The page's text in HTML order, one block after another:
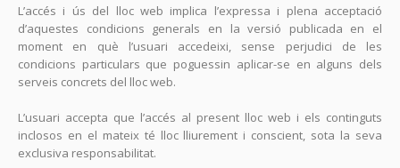
L’accés i ús del lloc web implica l’expressa i plena acceptació
d’aquestes condicions generals en la versió publicada en el
moment en què l’usuari accedeixi, sense perjudici de les
condicions particulars que poguessin aplicar-se en alguns dels
serveis concrets del lloc web.
L’usuari accepta que l’accés al present lloc web i els continguts
inclosos en el mateix té lloc lliurement i conscient, sota la seva
exclusiva responsabilitat.